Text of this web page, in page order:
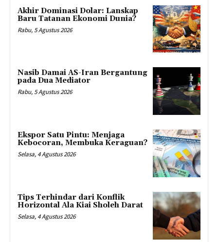
Akhir Dominasi Dolar: Lanskap
Baru Tatanan Ekonomi Dunia?
Rabu, 5 Agustus 2026
Nasib Damai AS-Iran Bergantung
pada Dua Mediator
Rabu, 5 Agustus 2026
Ekspor Satu Pintu: Menjaga
Kebocoran, Membuka Keraguan?
Selasa, 4 Agustus 2026
Tips Terhindar dari Konflik
Horizontal Ala Kiai Sholeh Darat
Selasa, 4 Agustus 2026